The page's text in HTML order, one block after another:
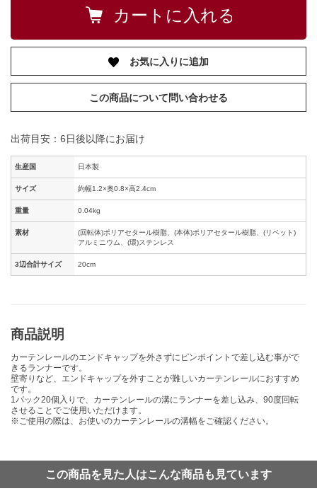
お気に入りに追加
この商品について問い合わせる
出荷目安：6日後以降にお届け
生産国 日本製
サイズ 約幅1.2×奥0.8×高2.4cm
重量 0.04kg
素材
(回転体)ポリアセタール樹脂、(本体)ポリアセタール樹脂、(リベット)
アルミニウム、(環)ステンレス
3辺合計サイズ 20cm
商品説明
カーテンレールのエンドキャップを外さずにピンポイントで差し込む事がで
きるランナーです。
壁寄りなど、エンドキャップを外すことが難しいカーテンレールにおすすめ
です。
1パック20個入りで、カーテンレールの溝にランナーを差し込み、90度回転
させることでご使用いただけます。
※ご使用の際は、お使いのカーテンレールの溝幅をご確認ください。
この商品を見た人はこんな商品も見ています